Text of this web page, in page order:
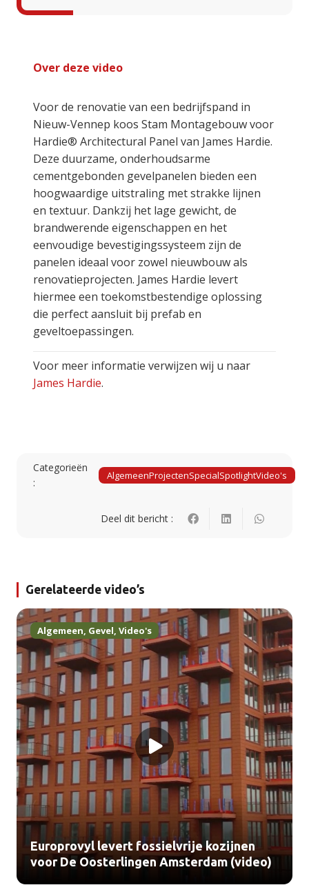
Over deze video
Voor de renovatie van een bedrijfspand in
Nieuw-Vennep koos Stam Montagebouw voor
Hardie® Architectural Panel van James Hardie.
Deze duurzame, onderhoudsarme
cementgebonden gevelpanelen bieden een
hoogwaardige uitstraling met strakke lijnen
en textuur. Dankzij het lage gewicht, de
brandwerende eigenschappen en het
eenvoudige bevestigingssysteem zijn de
panelen ideaal voor zowel nieuwbouw als
renovatieprojecten. James Hardie levert
hiermee een toekomstbestendige oplossing
die perfect aansluit bij prefab en
geveltoepassingen.
Voor meer informatie verwijzen wij u naar
James Hardie.
Categorieën
:
AlgemeenProjectenSpecialSpotlightVideo's
Deel dit bericht :
Gerelateerde video’s
Algemeen, Gevel, Video's
Europrovyl levert fossielvrije kozijnen
voor De Oosterlingen Amsterdam (video)